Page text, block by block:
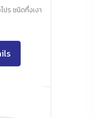
ปร ชนิดกึ่งเงา